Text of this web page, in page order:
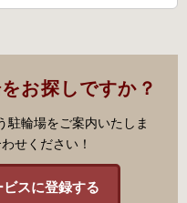
お探しですか？
駐輪場をご案内いたしま
せください！
スに登録する